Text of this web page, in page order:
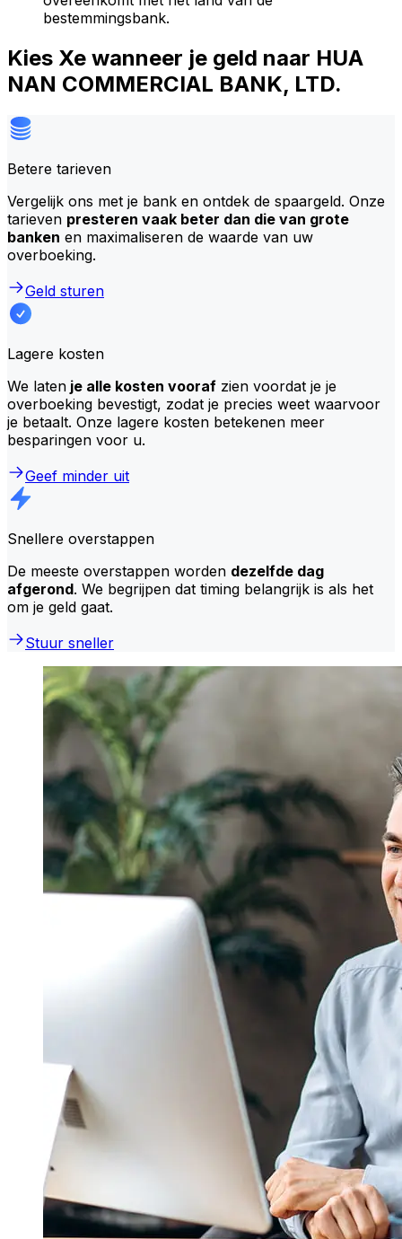
bestemmingsbank.
Kies Xe wanneer je geld naar HUA
NAN COMMERCIAL BANK, LTD.
Betere tarieven
Vergelijk ons met je bank en ontdek de spaargeld. Onze
tarieven presteren vaak beter dan die van grote
banken en maximaliseren de waarde van uw
overboeking.
Geld sturen
Lagere kosten
We laten je alle kosten vooraf zien voordat je je
overboeking bevestigt, zodat je precies weet waarvoor
je betaalt. Onze lagere kosten betekenen meer
besparingen voor u.
Geef minder uit
Snellere overstappen
De meeste overstappen worden dezelfde dag
afgerond. We begrijpen dat timing belangrijk is als het
om je geld gaat.
Stuur sneller